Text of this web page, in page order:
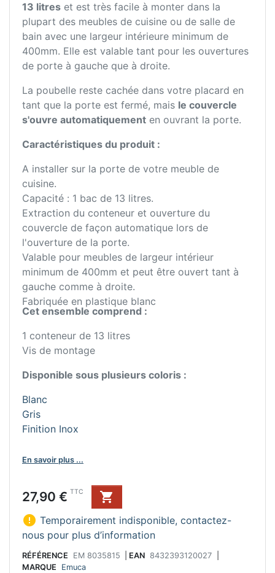
13 litres et est très facile à monter dans la
plupart des meubles de cuisine ou de salle de
bain avec une largeur intérieure minimum de
400mm. Elle est valable tant pour les ouvertures
de porte à gauche que à droite.
La poubelle reste cachée dans votre placard en
tant que la porte est fermé, mais le couvercle
s'ouvre automatiquement en ouvrant la porte.
Caractéristiques du produit :
A installer sur la porte de votre meuble de
cuisine.
Capacité : 1 bac de 13 litres.
Extraction du conteneur et ouverture du
couvercle de façon automatique lors de
l'ouverture de la porte.
Valable pour meubles de largeur intérieur
minimum de 400mm et peut être ouvert tant à
gauche comme à droite.
Fabriquée en plastique blanc
Cet ensemble comprend :
1 conteneur de 13 litres
Vis de montage
Disponible sous plusieurs coloris :
Blanc
Gris
Finition Inox
En savoir plus ...
Prix
27,90 € TTC

 Temporairement indisponible, contactez-
nous pour plus d’information
RÉFÉRENCE EM 8035815 EAN 8432393120027
MARQUE
Emuca